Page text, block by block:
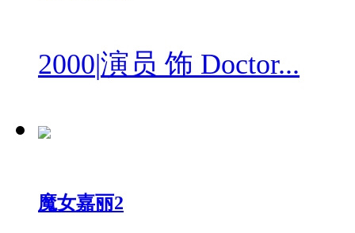
2000|演员 饰 Doctor...
魔女嘉丽2